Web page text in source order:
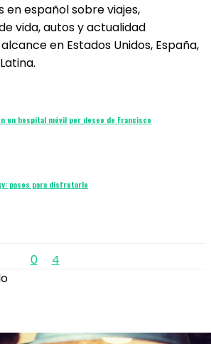
en español sobre viajes,
vida, autos y actualidad
en Estados Unidos, España,
un hospital móvil por deseo de Francisco
pasos para disfrutarlo
0
4